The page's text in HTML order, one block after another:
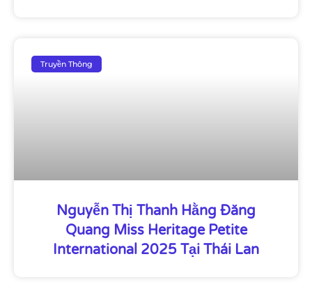
Truyền Thông
Nguyễn Thị Thanh Hằng Đăng
Quang Miss Heritage Petite
International 2025 Tại Thái Lan